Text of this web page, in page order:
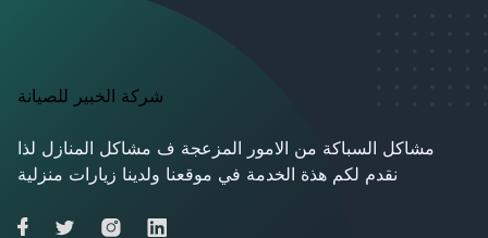
شركة الخبير للصيانة
مشاكل السباكة من الامور المزعجة ف مشاكل المنازل لذا
نقدم لكم هذة الخدمة في موقعنا ولدينا زيارات منزلية